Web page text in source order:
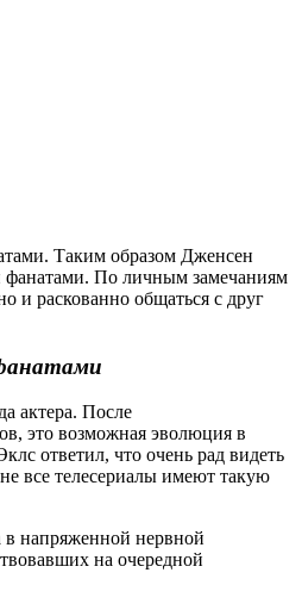
Таким образом Дженсен
фанатами. По личным замечаниям
и раскованно общаться с друг
актера. После
это возможная эволюция в
ответил, что очень рад видеть
все телесериалы имеют такую
напряженной нервной
на очередной